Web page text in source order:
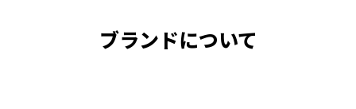
ブランドについて